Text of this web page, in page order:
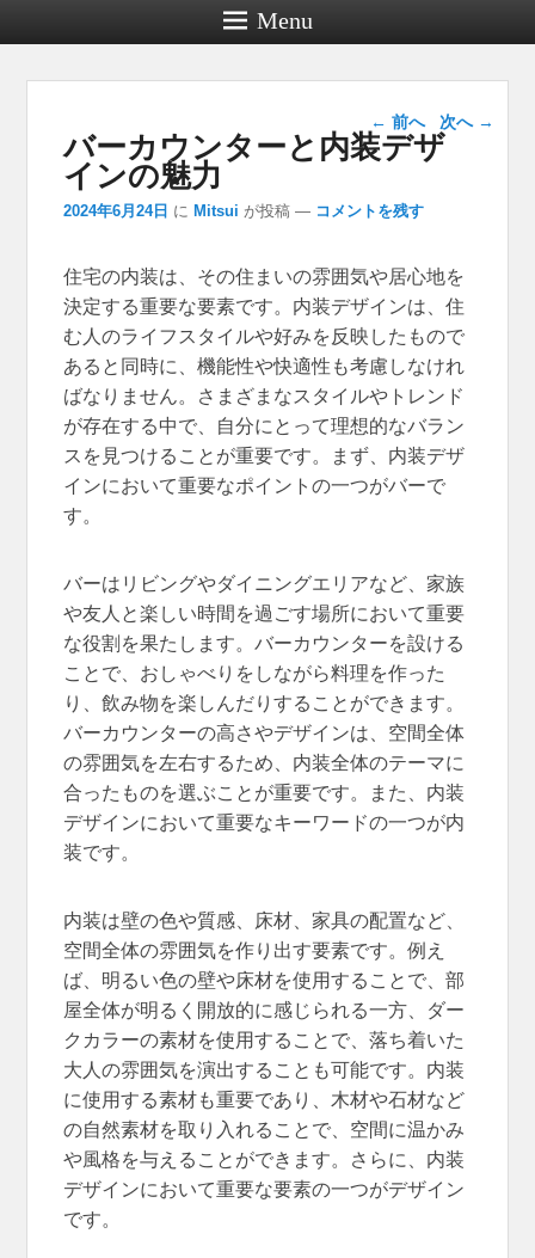
Menu
投稿ナビゲー
ション
← 前へ 次へ →
バーカウンターと内装デザ
インの魅力
2024年6月24日 に Mitsui が投稿 — コメントを残す
住宅の内装は、その住まいの雰囲気や居心地を
決定する重要な要素です。 内装デザインは、住
む人のライフスタイルや好みを反映したもので
あると同時に、機能性や快適性も考慮しなけれ
ばなりません。さまざまなスタイルやトレンド
が存在する中で、自分にとって理想的なバラン
スを見つけることが重要です。まず、内装デザ
インにおいて重要なポイントの一つがバーで
す。
バーはリビングやダイニングエリアなど、家族
や友人と楽しい時間を過ごす場所において重要
な役割を果たします。バーカウンターを設ける
ことで、おしゃべりをしながら料理を作った
り、飲み物を楽しんだりすることができます。
バーカウンターの高さやデザインは、空間全体
の雰囲気を左右するため、内装全体のテーマに
合ったものを選ぶことが重要です。また、内装
デザインにおいて重要なキーワードの一つが内
装です。
内装は壁の色や質感、床材、家具の配置など、
空間全体の雰囲気を作り出す要素です。例え
ば、明るい色の壁や床材を使用することで、部
屋全体が明るく開放的に感じられる一方、ダー
クカラーの素材を使用することで、落ち着いた
大人の雰囲気を演出することも可能です。内装
に使用する素材も重要であり、木材や石材など
の自然素材を取り入れることで、空間に温かみ
や風格を与えることができます。さらに、内装
デザインにおいて重要な要素の一つがデザイン
です。